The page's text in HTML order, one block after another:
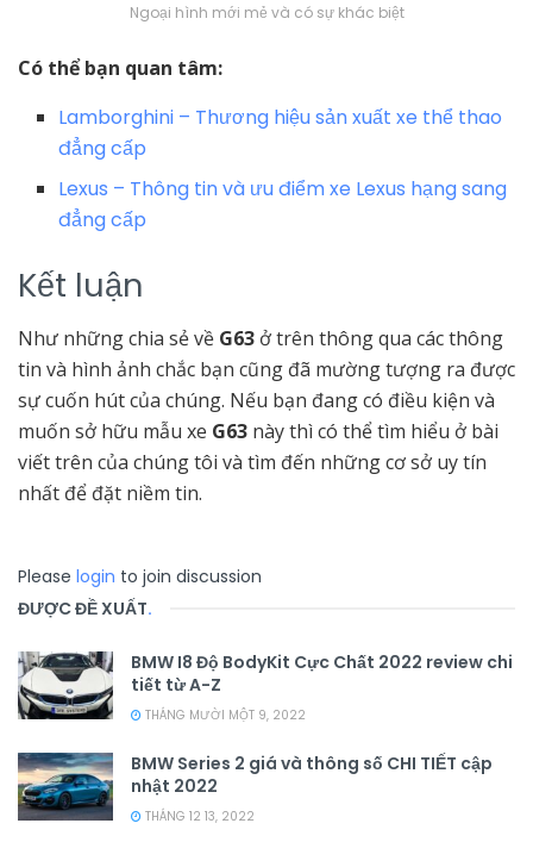
Ngoại hình mới mẻ và có sự khác biệt
Có thể bạn quan tâm:
Lamborghini – Thương hiệu sản xuất xe thể thao
đẳng cấp
Lexus – Thông tin và ưu điểm xe Lexus hạng sang
đẳng cấp
Kết luận
Như những chia sẻ về G63 ở trên thông qua các thông
tin và hình ảnh chắc bạn cũng đã mường tượng ra được
sự cuốn hút của chúng. Nếu bạn đang có điều kiện và
muốn sở hữu mẫu xe G63 này thì có thể tìm hiểu ở bài
viết trên của chúng tôi và tìm đến những cơ sở uy tín
nhất để đặt niềm tin.
Please login to join discussion
ĐƯỢC ĐỀ XUẤT.
BMW I8 Độ BodyKit Cực Chất 2022 review chi
tiết từ A-Z
THÁNG MƯỜI MỘT 9, 2022
BMW Series 2 giá và thông số CHI TIẾT cập
nhật 2022
THÁNG 12 13, 2022